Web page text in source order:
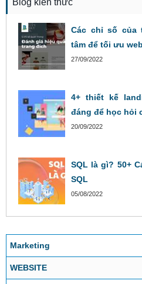
Blog kiến thức
Các chỉ số của
tâm để tối ưu
27/09/2022
4+ thiết kế
đáng để học hỏi
20/09/2022
SQL là gì? 50+
SQL
05/08/2022
Marketing
WEBSITE